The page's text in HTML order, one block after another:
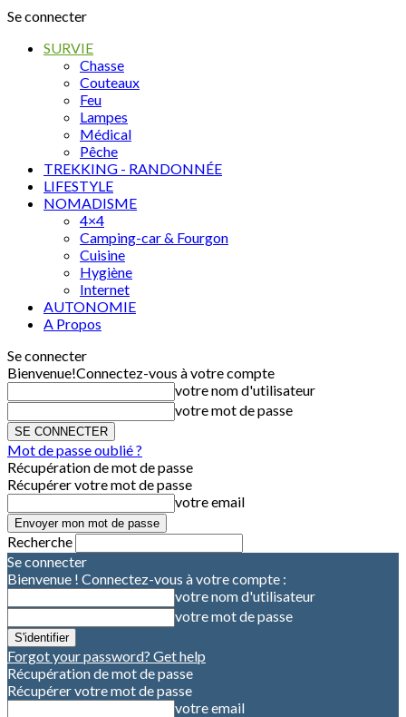
Se connecter
SURVIE
Chasse
Couteaux
Feu
Lampes
Médical
Pêche
TREKKING - RANDONNÉE
LIFESTYLE
NOMADISME
4×4
Camping-car & Fourgon
Cuisine
Hygiène
Internet
AUTONOMIE
A Propos
Se connecter
Bienvenue!Connectez-vous à votre compte
votre nom d'utilisateur
votre mot de passe
Mot de passe oublié ?
Récupération de mot de passe
Récupérer votre mot de passe
votre email
Recherche
Se connecter
Bienvenue ! Connectez-vous à votre compte :
votre nom d'utilisateur
votre mot de passe
Forgot your password? Get help
Récupération de mot de passe
Récupérer votre mot de passe
votre email